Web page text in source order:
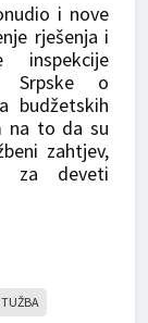
i nove
rješenja i
inspekcije
Srpske o
budžetskih
na to da su
zahtjev,
za deveti
TUŽBA